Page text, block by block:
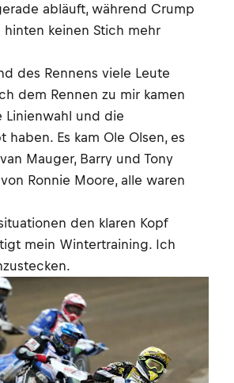
abläuft, während Crump
hinten keinen Stich mehr
des Rennens viele Leute
dem Rennen zu mir kamen
Linienwahl und die
Es kam Ole Olsen, es
Mauger, Barry und Tony
Ronnie Moore, alle waren
den klaren Kopf
mein Wintertraining. Ich